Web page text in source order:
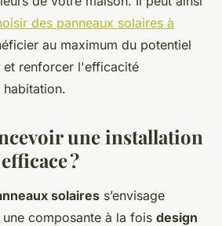
des panneaux solaires à
au maximum du potentiel
et renforcer l'efficacité
une installation
?
solaires s’envisage
une composante à la fois design